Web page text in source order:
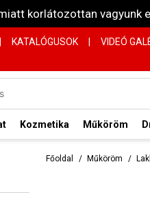
korlátozottan
KATALÓGUSOK VIDEÓ
Kozmetika Műköröm
Főoldal Műköröm